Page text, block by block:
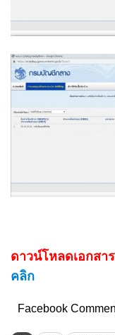
ดาวน์โหลดเอกสา
คลิก
Facebook